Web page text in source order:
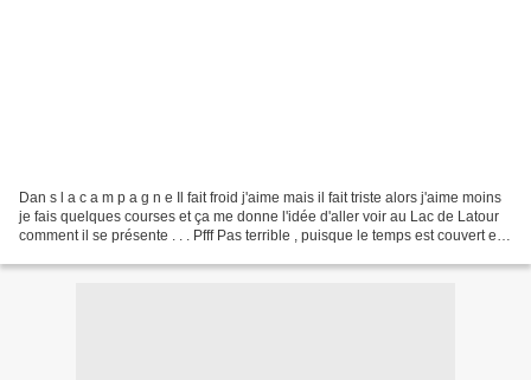
Dan s l a c a m p a g n e Il fait froid j'aime mais il fait triste alors j'aime moins
je fais quelques courses et ça me donne l'idée d'aller voir au Lac de Latour
comment il se présente . . . Pfff Pas terrible , puisque le temps est couvert et